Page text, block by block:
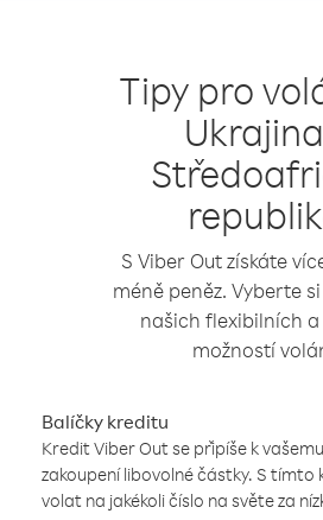
Tipy pro
S Viber Out získáte
méně peněz. Vyberte
našich flexibilních a
možností
Balíčky kreditu
Kredit Viber Out se připíše k
zakoupení libovolné částky. S tímto
volat na jakékoli číslo na světe za